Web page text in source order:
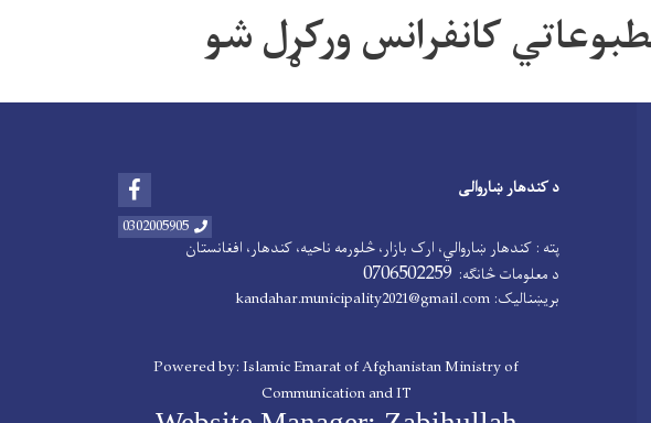
کانفرانس ورکړل شو
د کندهار ښاروالی
0302005905
پته : کندهار ښاروالي، ارک بازار، څلورمه ناحیه، کندهار، افغانستان
د معلومات څانګه: 0706502259
بریښنالیک: kandahar.municipality2021@gmail.com
Powered by: Islamic Emarat of Afghanistan Ministry of
Communication and IT